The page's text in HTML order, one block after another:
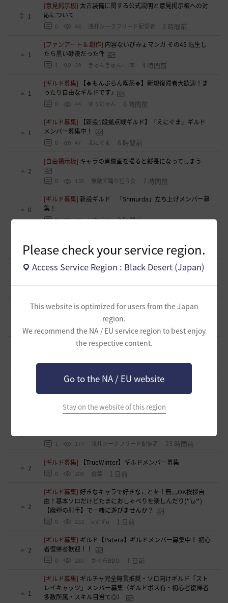
Please check your service region.
Access Service Region : Black Desert (Japan)
This website is optimized for users from the Japan
region.
We recommend the NA / EU service region to best enjoy
the respective content.
Go to the NA / EU website
Stay on the website of this region
1
[意見掲示板] 太古装備に関する公式説明と意見掲示板への対
応について
0 44 浅井ジークフリード配信者 3 時間前
1
[ファンアート & 創作] 内容ないびみょマンガ その45 転生し
たら黒い砂漠だった件
1 29 きゅんきゅん-日本 4 時間前
1
[ギルド募集]
【🍀もんぶらん喫茶🍀】新規復帰者大歓迎！ま
ったり自由なギルドです♪
0 44 ゆぅにゃん 6 時間前
1
[ギルド募集]
【新設1段拠点戦ギルド】「えにぐま」ギルド
メンバー募集中！
0 47 えにぐま 6 時間前
2
[自由掲示板] キャラの肖像画を撮ると縦長になってしまう
0 135 無敵で踊り狂う女 7 時間前
0
[ギルド募集]新設ギルド 「Shmurda」立ち上げメンバー募
集！
0 77 いなドン 9 時間前
0
0 166 tanupon 12 時間前
[意見掲示板]「先に見つけて丁寧に見る」は本気か、恒例の
1 96 浅井ジークフリード配信者 12 時間前
[ギルド募集] 【サンセットノヴァ】敷居が低い生活系(航海)
ギルド お気楽に冒険メンバー募集中♫
90 Iroly-日本 17 時間前
[意見掲示板]【検証】HYPERBOOST紹介記事の「攻撃力+防
0 126 浅井ジークフリード配信者 21 時間前
[ギルド募集]スキル共有・基本無言ギルド【無為無想】メン
バー募集
169 とりぐな 22 時間前
1 177 浅井ジークフリード配信者 23 時間前
2
[ギルド募集] 【TrueWinter】ギルドメンバー募集
0 209 倉葉 1 日前
2
[ギルド募集]好きなキャラで好きなことを！無言OK挨拶自
由！基本ソロだけどたまにおしゃべりを楽しんだり(*'ω'*)
【魔弾の射手】で一緒に遊びませんか？
0 233 oすずo 1 日前
2
[ギルド募集] ギルド【Patera】ギルドメンバー募集中！ 初心
者復帰者歓迎！！
0 283 かぐらBDO 1 日前
1
[ギルド募集] ギルチャ完全無言推奨・ソロ向けギルド「スト
レイキャッツ」メンバー募集（ギルドボス有・初心者復帰者
多数所属・スキル目当て◎）